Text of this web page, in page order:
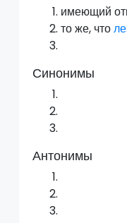
имеющий
то же, что
Синонимы
Антонимы